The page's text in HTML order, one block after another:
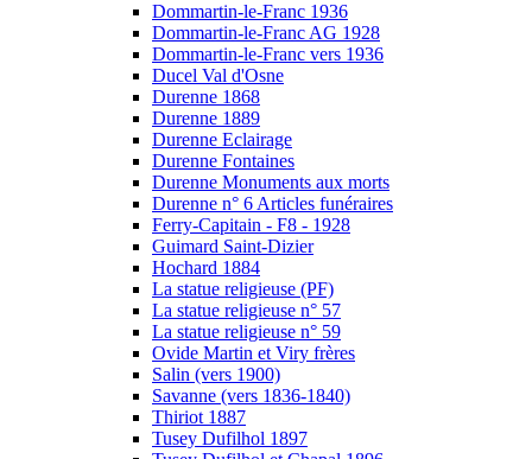
Dommartin-le-Franc 1936
Dommartin-le-Franc AG 1928
Dommartin-le-Franc vers 1936
Ducel Val d'Osne
Durenne 1868
Durenne 1889
Durenne Eclairage
Durenne Fontaines
Durenne Monuments aux morts
Durenne n° 6 Articles funéraires
Ferry-Capitain - F8 - 1928
Guimard Saint-Dizier
Hochard 1884
La statue religieuse (PF)
La statue religieuse n° 57
La statue religieuse n° 59
Ovide Martin et Viry frères
Salin (vers 1900)
Savanne (vers 1836-1840)
Thiriot 1887
Tusey Dufilhol 1897